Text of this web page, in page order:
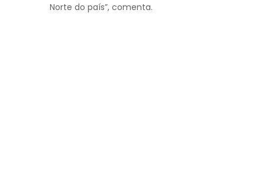
Norte do país”, comenta.